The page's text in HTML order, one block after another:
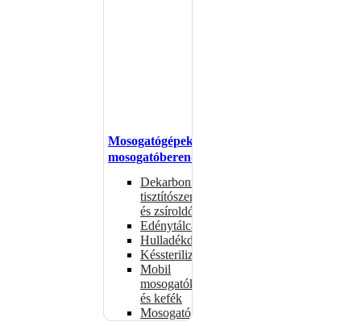
Mosogatógépek,
mosogatóberendezések
Dekarbonizáló
tisztítószerek
és zsíroldók
Edénytálcák
Hulladékdarálók
Késsterilizátorok
Mobil
mosogatók
és kefék
Mosogatógépkosarak